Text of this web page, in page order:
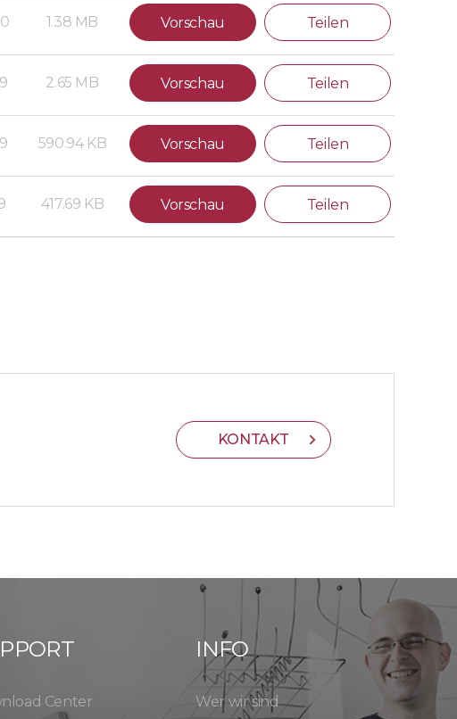
1.38 MB Vorschau Teilen
2.65 MB Vorschau Teilen
590.94 KB Vorschau Teilen
417.69 KB Vorschau Teilen
KONTAKT
Center
INFO
Wer wir sind